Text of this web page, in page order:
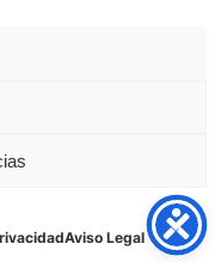
Aviso Legal